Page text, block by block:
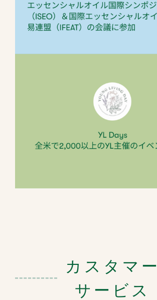
カスタマー
サービス